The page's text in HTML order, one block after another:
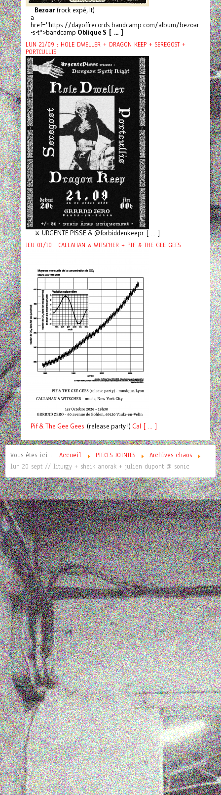
Bezoar(rock expé, It)
a
href="https://dayoffrecords.bandcamp.com/album/bezoar
-s-t">bandcamp Oblique S [ ... ]
LUN 21/09 : HOLE DWELLER + DRAGON KEEP + SEREGOST +
PORTCULLIS
⚔️ URGENTE PISSE & @forbiddenkeepr [ ... ]
JEU 01/10 : CALLAHAN & WITSCHER + PIF & THE GEE GEES
Pif& The Gee Gees (release party !) Cal [ ... ]
Vous êtes ici : Accueil PIECES JOINTES
Archives chaos
lun 20 sept // liturgy + sheik anorak + julien dupont @ sonic